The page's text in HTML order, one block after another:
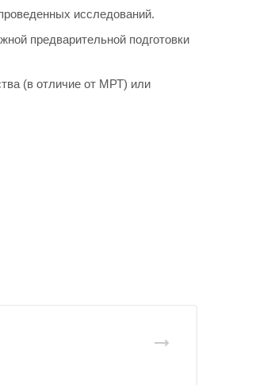
исследований.
предварительной подготовки
(в отличие от МРТ) или